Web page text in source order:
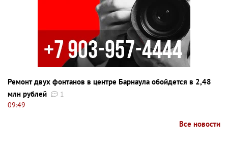
Ремонт двух фонтанов в центре Барнаула обойдется в 2,48
млн рублей
1
09:49
Все новости